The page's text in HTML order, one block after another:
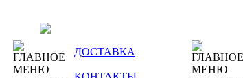
ДОСТАВКА